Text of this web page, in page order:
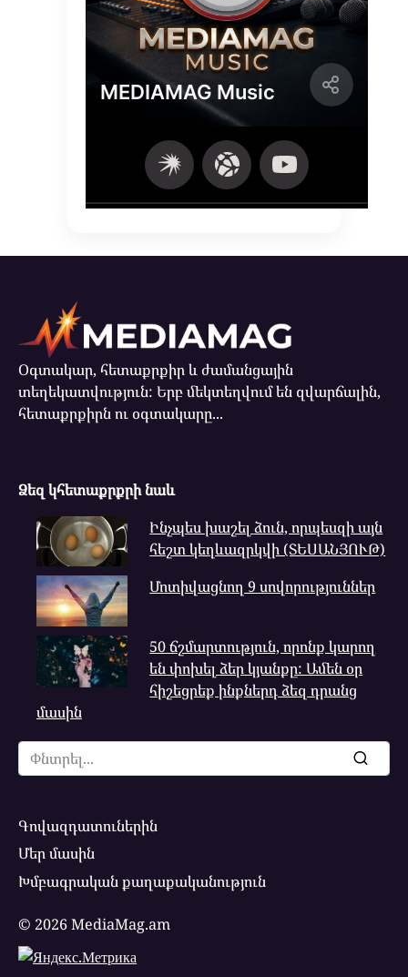
Օգտակար, հետաքրքիր և ժամանցային
տեղեկատվություն: Երբ մեկտեղվում են զվարճալին,
հետաքրքիրն ու օգտակարը...
Ձեզ կհետաքրքրի նաև
Ինչպես խաշել ձուն, որպեսզի այն
հեշտ կեղևազրկվի (ՏԵՍԱՆՅՈՒԹ)
Մոտիվացնող 9 սովորություններ
50 ճշմարտություն, որոնք կարող
են փոխել ձեր կյանքը: Ամեն օր
հիշեցրեք ինքներդ ձեզ դրանց
մասին
Search
for:
Գովազդատուներին
Մեր մասին
Խմբագրական քաղաքականություն
© 2026 MediaMag.am